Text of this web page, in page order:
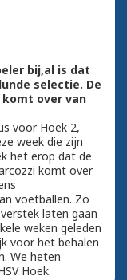
bij,al is dat
selectie. De
komt over van
voor Hoek 2,
week die zijn
het erop dat de
komt over
voetballen. Zo
laten gaan
weken geleden
voor het behalen
We heten
Hoek.